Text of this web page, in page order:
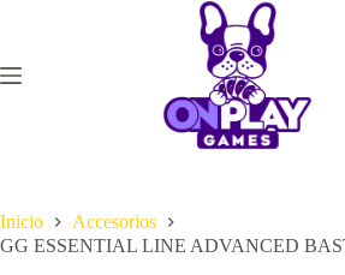
Inicio
Accesorios
GG ESSENTIAL LINE ADVANCED